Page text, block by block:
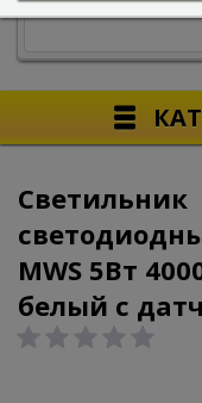
Светильник
MWS 5Вт
белый с